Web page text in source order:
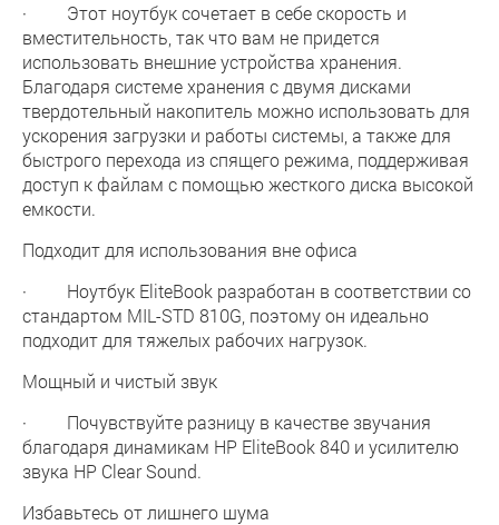
· Этот ноутбук сочетает в себе скорость и
вместительность, так что вам не придется
использовать внешние устройства хранения.
Благодаря системе хранения с двумя дисками
твердотельный накопитель можно использовать для
ускорения загрузки и работы системы, а также для
быстрого перехода из спящего режима, поддерживая
доступ к файлам с помощью жесткого диска высокой
емкости.
Подходит для использования вне офиса
· Ноутбук EliteBook разработан в соответствии со
стандартом MIL-STD 810G, поэтому он идеально
подходит для тяжелых рабочих нагрузок.
Мощный и чистый звук
· Почувствуйте разницу в качестве звучания
благодаря динамикам HP EliteBook 840 и усилителю
звука HP Clear Sound.
Избавьтесь от лишнего шума